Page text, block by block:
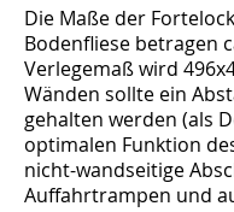
Die Maße der
Bodenfliese betragen
Verlegemaß wird
Wänden sollte ein
gehalten werden (als
optimalen Funktion
nicht-wandseitige
Auffahrtrampen und